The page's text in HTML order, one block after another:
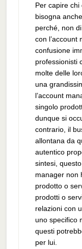
Per capire chi
bisogna
perché, non
con l’account
confusione
professionisti
molte delle
una
l’account
singolo
dunque si
contrario, il
allontana da
autentico
sintesi,
manager non
prodotto o
prodotti o
relazioni con
uno specifico
questi
per lui.